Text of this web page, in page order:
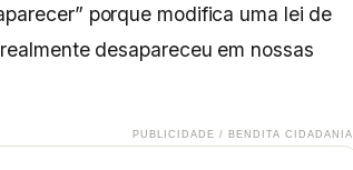
porque modifica uma lei de
desapareceu em nossas
PUBLICIDADE / BENDITA CIDADANIA